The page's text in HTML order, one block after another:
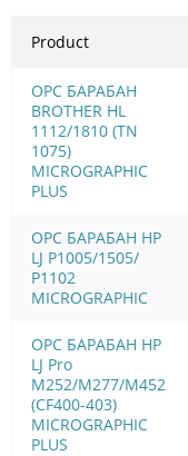
Product
OPC БАРАБАН
BROTHER HL
1112/1810 (TN
1075)
MICROGRAPHIC
PLUS
OPC БАРАБАН HP
LJ P1005/1505/
Р1102
MICROGRAPHIC
OPC БАРАБАН HP
LJ Pro
M252/M277/M452
(CF400-403)
MICROGRAPHIC
PLUS